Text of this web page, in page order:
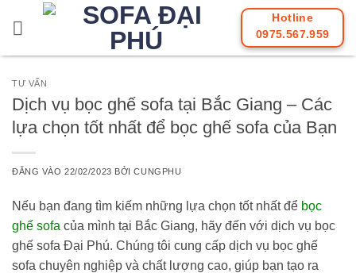
Hotline
0975.567.959
TƯ VẤN
Dịch vụ bọc ghế sofa tại Bắc Giang – Các
lựa chọn tốt nhất để bọc ghế sofa của Bạn
ĐĂNG VÀO22/02/2023 BỞICUNGPHU
Nếu bạn đang tìm kiếm những lựa chọn tốt nhất để bọc
ghế sofa của mình tại Bắc Giang, hãy đến với dịch vụ bọc
ghế sofa Đại Phú. Chúng tôi cung cấp dịch vụ bọc ghế
sofa chuyên nghiệp và chất lượng cao, giúp bạn tạo ra